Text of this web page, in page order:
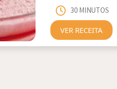
30 MINUTOS
VER RECEITA